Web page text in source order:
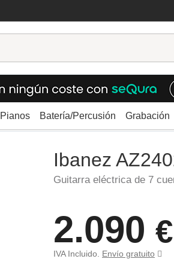
Pianos Batería/Percusión Grabación
Ibanez AZ24027-TFF
Ibanez
Guitarra eléctrica de 7
2.090 €
IVA Incluido. Envío gratuito